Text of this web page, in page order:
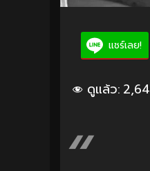
แชร์เลย!
ดูแล้ว: